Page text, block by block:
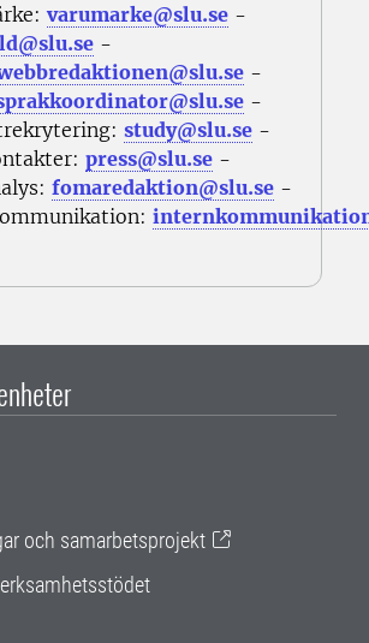
varumarke@slu.se -
-
-
-
study@slu.se -
press@slu.se -
fomaredaktion@slu.se -
och samarbetsprojekt